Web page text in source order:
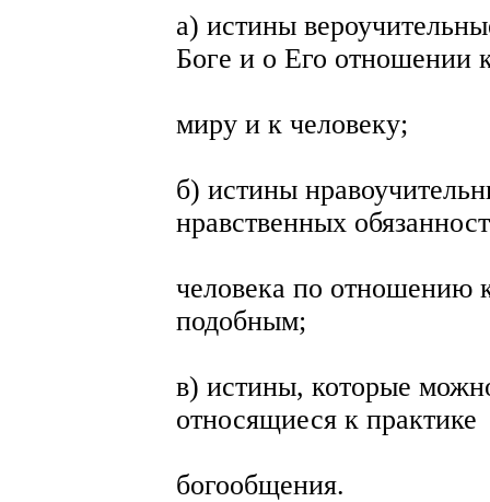
а) истины
Боге и о Его отношении
миру и к человеку;
б) истины
нравственных
человека по отношению
подобным;
в) истины, которые
относящиеся к практике
богообщения.